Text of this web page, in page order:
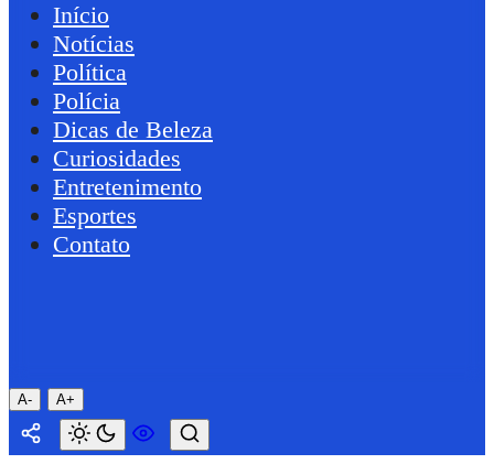
Início
Notícias
Política
Polícia
Dicas de Beleza
Curiosidades
Entretenimento
Esportes
Contato
A- A+